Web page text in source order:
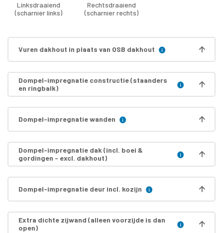
Linksdraaiend
(scharnier links)
Rechtsdraaiend
(scharnier rechts)
Vuren dakhout in plaats van OSB dakhout
Dompel-impregnatie constructie (staanders
en ringbalk)
Dompel-impregnatie wanden
Dompel-impregnatie dak (incl. boei &
gordingen - excl. dakhout)
Dompel-impregnatie deur incl. kozijn
Extra dichte zijwand (alleen voorzijde is dan
open)